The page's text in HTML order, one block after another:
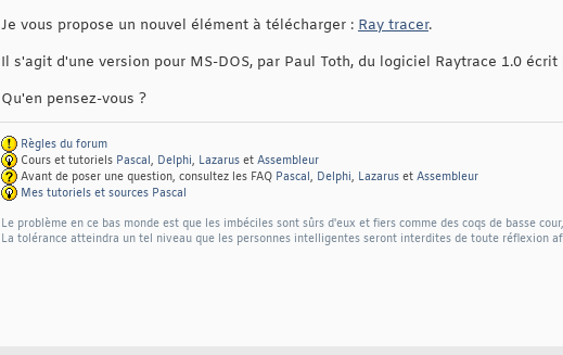
Je vous propose un nouvel élément à télécharger : Ray tracer.
Il s'agit d'une version pour MS-DOS, par Paul Toth, du logiciel Raytrace 1.0
Qu'en pensez-vous ?
Règles du forum
Cours et tutoriels Pascal, Delphi, Lazarus et Assembleur
Avant de poser une question, consultez les FAQ Pascal, Delphi, Lazarus et Assembleur
Mes tutoriels et sources Pascal
Le problème en ce bas monde est que les imbéciles sont sûrs d'eux et fiers comme des coqs de basse
La tolérance atteindra un tel niveau que les personnes intelligentes seront interdites de toute réflexion